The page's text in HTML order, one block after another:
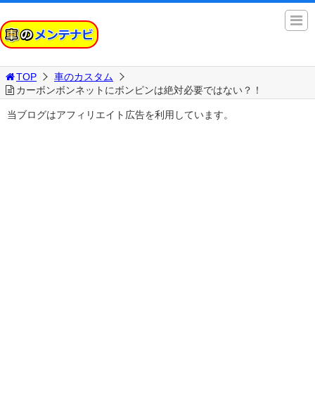
TOP
車のカスタム
カーボンボンネットにボンピンは絶対必要ではない？！
当ブログはアフィリエイト広告を利用しています。